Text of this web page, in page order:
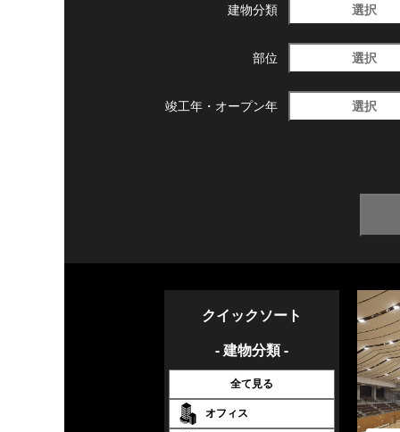
建物分類 選択
部位 選択
竣工年・ オープン年 選択
クイックソート
- 建物分類 -
全て見る
オフィス